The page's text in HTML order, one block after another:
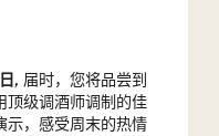
, 届时，您将品尝到
顶级调酒师调制的佳
示，感受周末的热情